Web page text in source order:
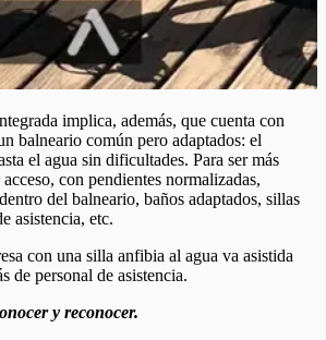
implica, además, que cuenta con
balneario común pero adaptados: el
el agua sin dificultades. Para ser más
con pendientes normalizadas,
del balneario, baños adaptados, sillas
asistencia, etc.
con una silla anfibia al agua va asistida
de personal de asistencia.
y reconocer.